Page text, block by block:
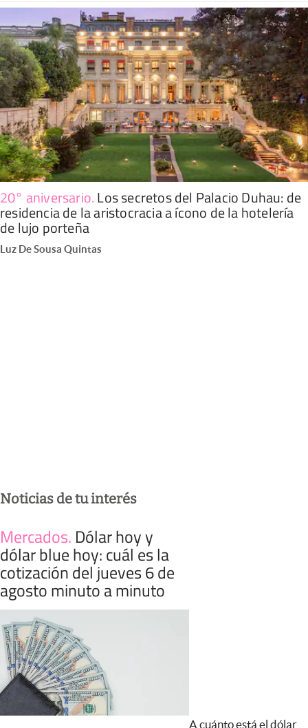
20° aniversario.Los secretos del Palacio Duhau: de
residencia de la aristocracia a ícono de la hotelería
de lujo porteña
Luz De Sousa Quintas
Noticias de tu interés
Mercados. Dólar hoy y
dólar blue hoy: cuál es la
cotización del jueves 6 de
agosto minuto a minuto
A cuánto está el dólar